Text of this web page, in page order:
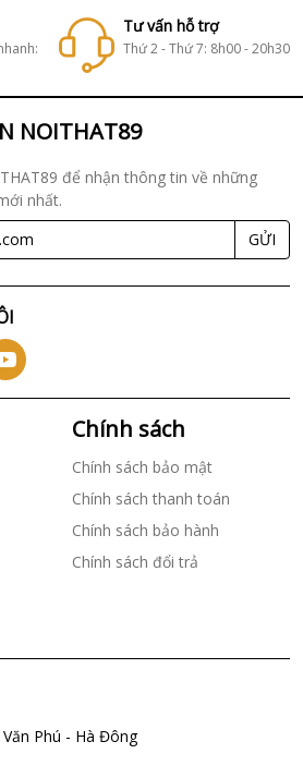
Tư vấn hỗ trợ
Thứ 2 - Thứ 7: 8h00 - 20h30
NOITHAT89
để nhận thông tin về những
nhất.
GỬI
Chính sách
Chính sách bảo mật
Chính sách thanh toán
Chính sách bảo hành
Chính sách đổi trả
Phú - Hà Đông